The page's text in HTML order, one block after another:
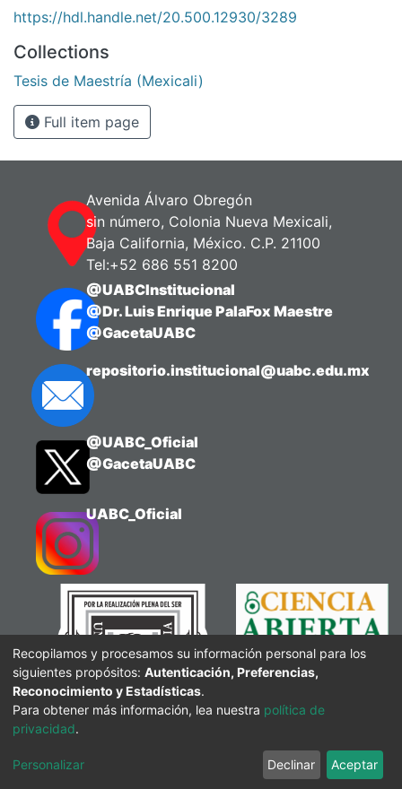
https://hdl.handle.net/20.500.12930/3289
Collections
Tesis de Maestría (Mexicali)
Full item page
Avenida Álvaro Obregón
sin número, Colonia Nueva Mexicali,
Baja California, México. C.P. 21100
Tel:+52 686 551 8200
@UABCInstitucional
@Dr. Luis Enrique PalaFox Maestre
@GacetaUABC
repositorio.institucional@uabc.edu.mx
@UABC_Oficial
@GacetaUABC
UABC_Oficial
Recopilamos y procesamos su información personal para los
siguientes propósitos: Autenticación, Preferencias,
Reconocimiento y Estadísticas.
Para obtener más información, lea nuestra política de
privacidad.
Personalizar Declinar Aceptar